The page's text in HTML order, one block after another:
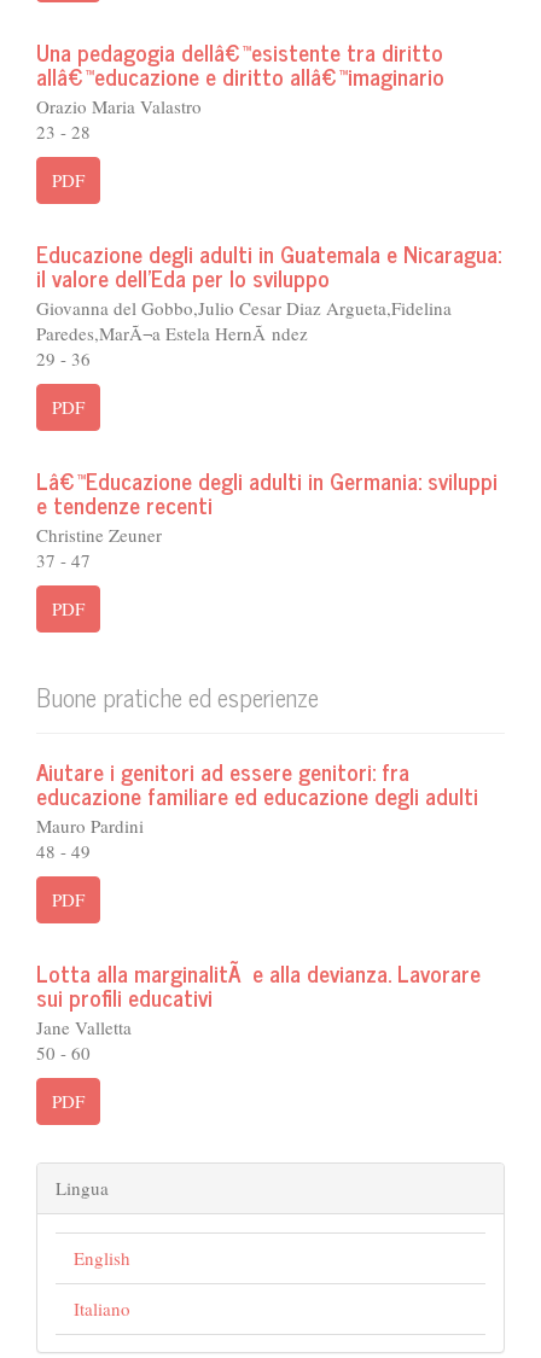
Una pedagogia dellâ€™esistente tra diritto
allâ€™educazione e diritto allâ€™imaginario
Orazio Maria Valastro
23 - 28
PDF
Educazione degli adulti in Guatemala e Nicaragua:
il valore dell'Eda per lo sviluppo
Giovanna del Gobbo,Julio Cesar Diaz Argueta,Fidelina
Paredes,MarÃ¬a Estela HernÃ ndez
29 - 36
PDF
Lâ€™Educazione degli adulti in Germania: sviluppi
e tendenze recenti
Christine Zeuner
37 - 47
PDF
Buone pratiche ed esperienze
Aiutare i genitori ad essere genitori: fra
educazione familiare ed educazione degli adulti
Mauro Pardini
48 - 49
PDF
Lotta alla marginalitÃ e alla devianza. Lavorare
sui profili educativi
Jane Valletta
50 - 60
PDF
Lingua
English
Italiano